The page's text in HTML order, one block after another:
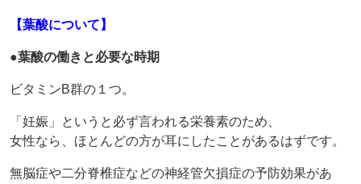
【葉酸について】
●葉酸の働きと必要な時期
ビタミンB群の１つ。
「妊娠」というと必ず言われる栄養素のため、
女性なら、ほとんどの方が耳にしたことがあるはずです。
無脳症や二分脊椎症などの神経管欠損症の予防効果があ